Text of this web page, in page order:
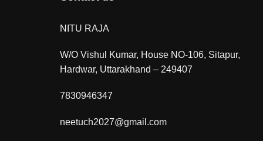
NITU RAJA
W/O Vishul Kumar, House NO-106, Sitapur,
Hardwar, Uttarakhand – 249407
7830946347
neetuch2027@gmail.com